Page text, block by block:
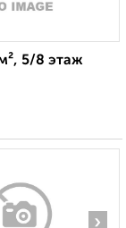
5/8 этаж
›